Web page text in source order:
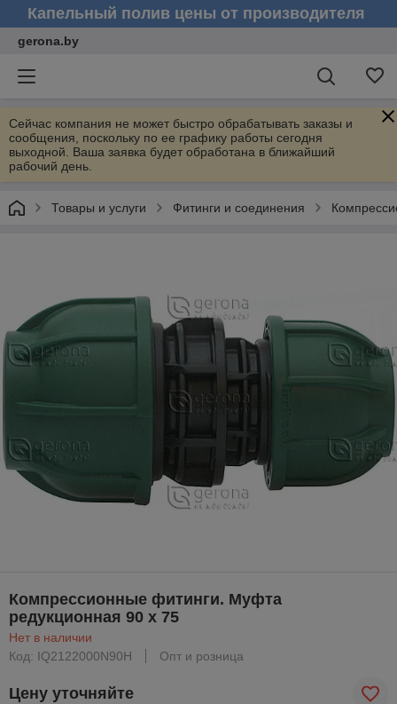
Капельный полив цены от производителя
gerona.by
Сейчас компания не может быстро обрабатывать заказы и
сообщения, поскольку по ее графику работы сегодня
выходной. Ваша заявка будет обработана в ближайший
рабочий день.
Товары и услуги Фитинги и соединения
Компрессионные фитинги. Муфта
редукционная 90 х 75
Нет в наличии
Код: IQ2122000N90H
Опт и розница
Цену уточняйте